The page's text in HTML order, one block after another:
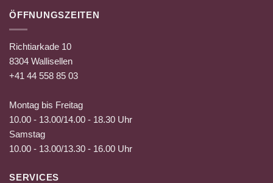
ÖFFNUNGSZEITEN
Richtiarkade 10
8304 Wallisellen
+41 44 558 85 03
Montag bis Freitag
10.00 - 13.00/14.00 - 18.30 Uhr
Samstag
10.00 - 13.00/13.30 - 16.00 Uhr
SERVICES